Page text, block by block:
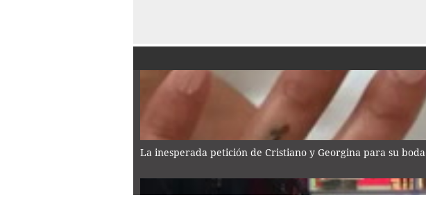
La inesperada petición de Cristiano y Georgina para su boda